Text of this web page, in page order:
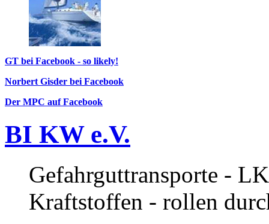
GT bei Facebook - so likely!
Norbert Gisder bei Facebook
Der MPC auf Facebook
BI KW e.V.
Gefahrguttransporte -
Kraftstoffen - rollen